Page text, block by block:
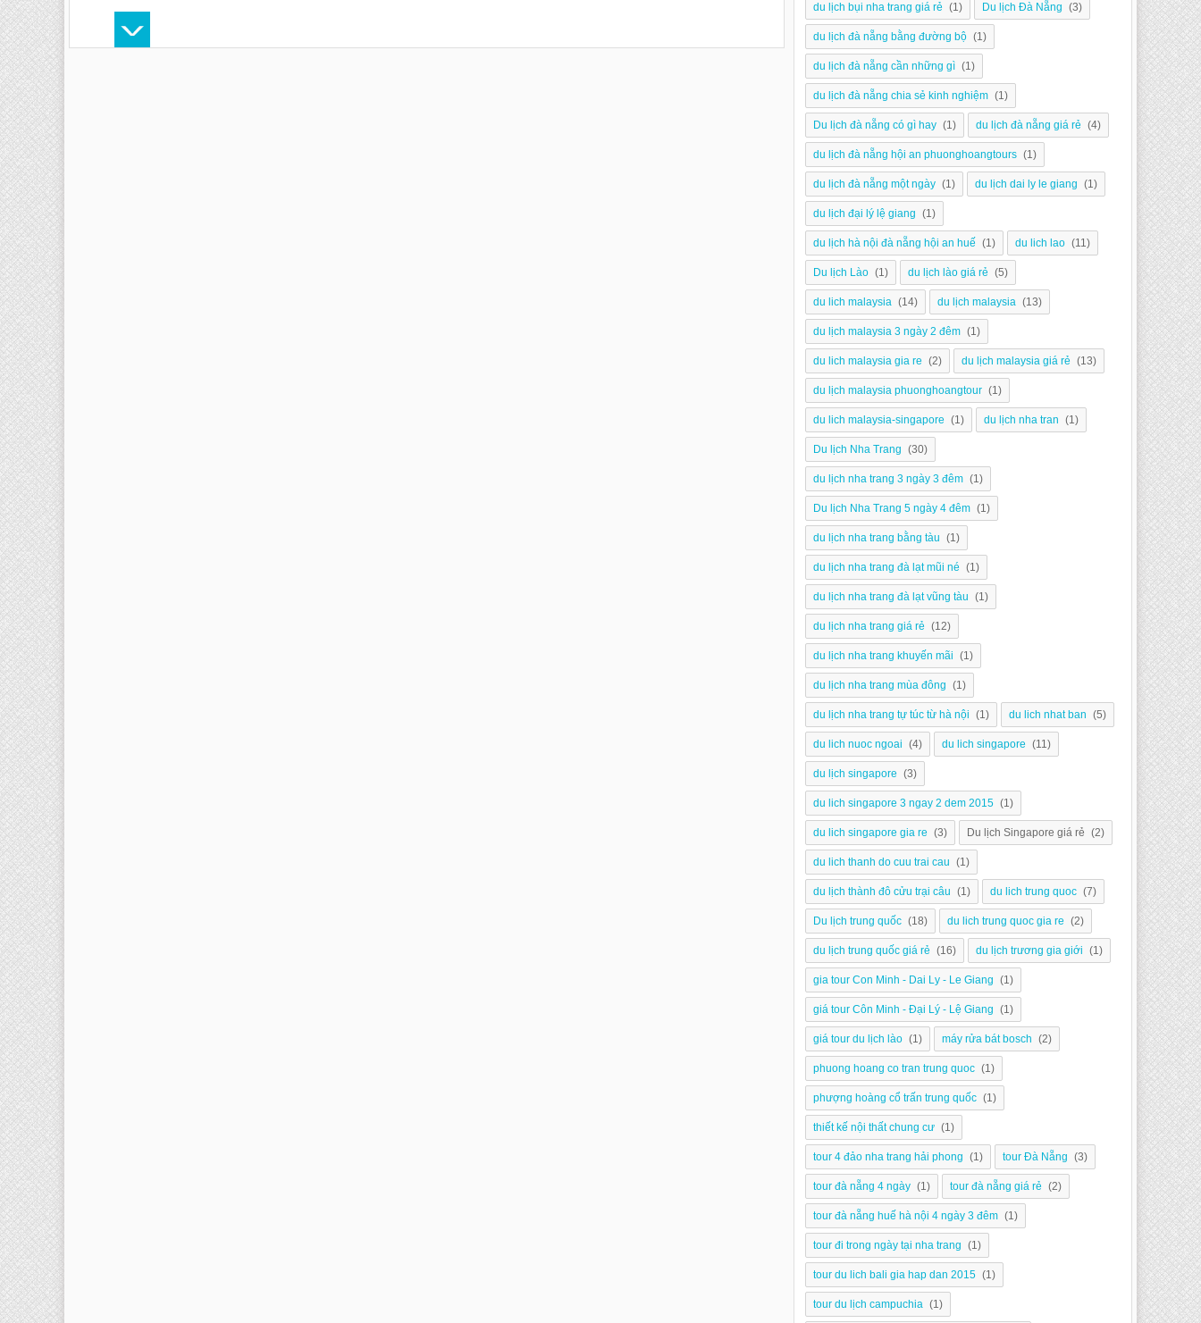
du lịch bụi nha trang giá rẻ (1) Du lịch Đà Nẵng (3)
du lịch đà nẵng bằng đường bộ (1)
du lịch đà nẵng cần những gì (1)
du lịch đà nẵng chia sẻ kinh nghiệm (1)
Du lịch đà nẵng có gì hay (1) du lịch đà nẵng giá rẻ (4)
du lịch đà nẵng hội an phuonghoangtours (1)
du lịch đà nẵng một ngày (1) du lịch dai ly le giang (1)
du lịch đại lý lệ giang (1)
du lịch hà nội đà nẵng hội an huế (1) du lich lao (11)
Du lịch Lào (1) du lịch lào giá rẻ (5)
du lich malaysia (14) du lịch malaysia (13)
du lịch malaysia 3 ngày 2 đêm (1)
du lich malaysia gia re (2) du lịch malaysia giá rẻ (13)
du lịch malaysia phuonghoangtour (1)
du lich malaysia-singapore (1) du lịch nha tran (1)
Du lịch Nha Trang (30)
du lịch nha trang 3 ngày 3 đêm (1)
Du lịch Nha Trang 5 ngày 4 đêm (1)
du lịch nha trang bằng tàu (1)
du lịch nha trang đà lạt mũi né (1)
du lịch nha trang đà lạt vũng tàu (1)
du lịch nha trang giá rẻ (12)
du lịch nha trang khuyến mãi (1)
du lịch nha trang mùa đông (1)
du lịch nha trang tự túc từ hà nội (1) du lich nhat ban (5)
du lich nuoc ngoai (4) du lich singapore (11)
du lịch singapore (3)
du lich singapore 3 ngay 2 dem 2015 (1)
du lich singapore gia re (3) Du lịch Singapore giá rẻ (2)
du lich thanh do cuu trai cau (1)
du lịch thành đô cửu trại câu (1) du lich trung quoc (7)
Du lịch trung quốc (18) du lich trung quoc gia re (2)
du lịch trung quốc giá rẻ (16) du lịch trương gia giới (1)
gia tour Con Minh - Dai Ly - Le Giang (1)
giá tour Côn Minh - Đại Lý - Lệ Giang (1)
giá tour du lịch lào (1) máy rửa bát bosch (2)
phuong hoang co tran trung quoc (1)
phượng hoàng cổ trấn trung quốc (1)
thiết kế nội thất chung cư (1)
tour 4 đảo nha trang hải phong (1) tour Đà Nẵng (3)
tour đà nẵng 4 ngày (1) tour đà nẵng giá rẻ (2)
tour đà nẵng huế hà nội 4 ngày 3 đêm (1)
tour đi trong ngày tại nha trang (1)
tour du lich bali gia hap dan 2015 (1)
tour du lịch campuchia (1)